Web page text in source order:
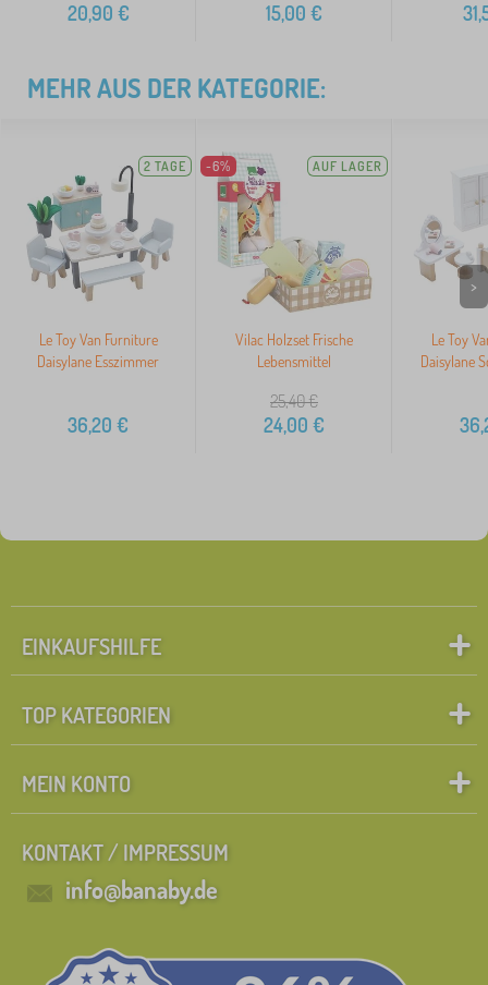
20,90 € 15,00 €
MEHR AUS DER KATEGORIE:
2 TAGE
Le Toy Van Furniture
Daisylane Esszimmer
36,20 €
-6% AUF LAGER
Vilac Holzset Frische
Lebensmittel
25,40€
24,00 €
Le Toy
Daisylane
>
EINKAUFSHILFE
TOP KATEGORIEN
MEIN KONTO
KONTAKT / IMPRESSUM
info@banaby.de